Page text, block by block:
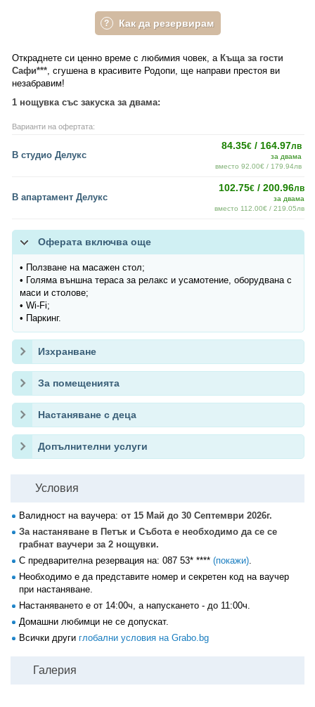
Как да резервирам
Откраднете си ценно време с любимия човек, а Къща за гости
Сафи***, сгушена в красивите Родопи, ще направи престоя ви
незабравим!
1 нощувка със закуска за двама:
Варианти на офертата:
В студио Делукс
84.35€ / 164.97лв
за двама
вместо 92.00€ / 179.94лв
В апартамент Делукс
102.75€ / 200.96лв
за двама
вместо 112.00€ / 219.05лв
Оферата включва още
• Ползване на масажен стол;
• Голяма външна тераса за релакс и усамотение, оборудвана с
маси и столове;
• Wi-Fi;
• Паркинг.
Изхранване
За помещенията
Настаняване с деца
Допълнителни услуги
Условия
Валидност на ваучера: от 15 Май до 30 Септември 2026г.
За настаняване в Петък и Събота е необходимо да се се
грабнат ваучери за 2 нощувки.
С предварителна резервация на: 087 53* **** (покажи).
Необходимо е да представите номер и секретен код на ваучер
при настаняване.
Настаняването е от 14:00ч, а напускането - до 11:00ч.
Домашни любимци не се допускат.
Всички други глобални условия на Grabo.bg
Галерия